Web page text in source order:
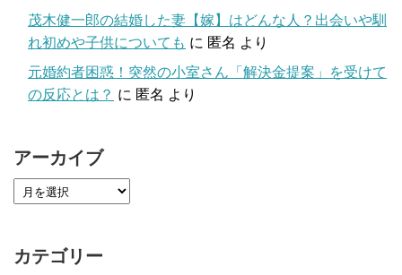
茂木健一郎の結婚した妻【嫁】はどんな人？出会いや馴
れ初めや子供についても に 匿名 より
元婚約者困惑！突然の小室さん「解決金提案」を受けて
の反応とは？ に 匿名 より
アーカイブ
カテゴリー